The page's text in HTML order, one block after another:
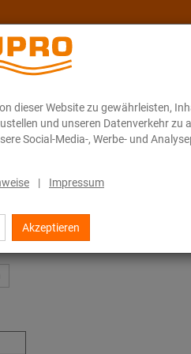
dieser Website zu gewährleisten,
und unseren Datenverkehr zu
Social-Media-, Werbe- und
| Impressum
Akzeptieren
Blog ONLINE-KATALOG
135° Typ